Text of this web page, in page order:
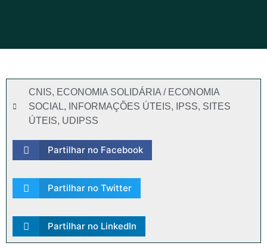
CNIS, ECONOMIA SOLIDÁRIA / ECONOMIA
SOCIAL, INFORMAÇÕES ÚTEIS, IPSS, SITES
ÚTEIS, UDIPSS
Partilhar no Facebook
Partilhar no Twitter
Partilhar no LinkedIn